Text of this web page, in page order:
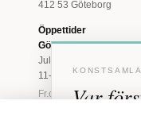
412 53 Göteborg
Öppettider
Göteborg
Juli: Tis 11-18 · Lör
11-16
Fr.o.m. augusti: Tis-
Var